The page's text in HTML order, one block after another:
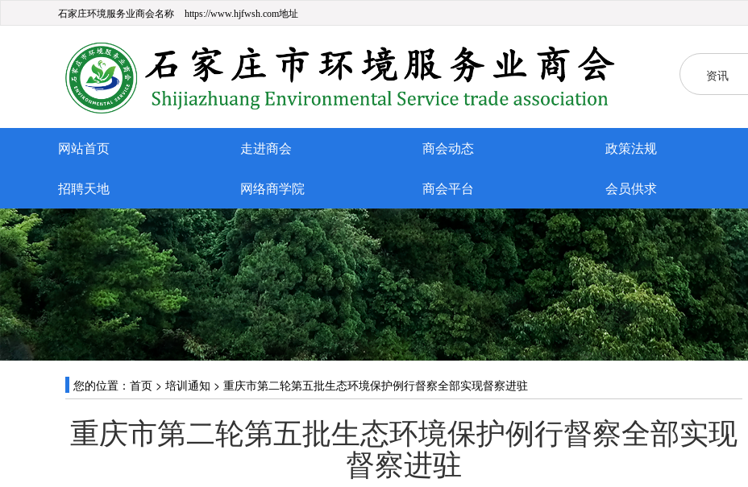
石家庄环境服务业商会名称 https://www.hjfwsh.com地址
资讯
网站首页 走进商会 商会动态 政策法规
招聘天地 网络商学院 商会平台 会员供求
您的位置： 首页 > 培训通知 > 重庆市第二轮第五批生态环境保护例行督察全部实现督察进驻
重庆市第二轮第五批生态环境保护例行督察全部实现
督察进驻